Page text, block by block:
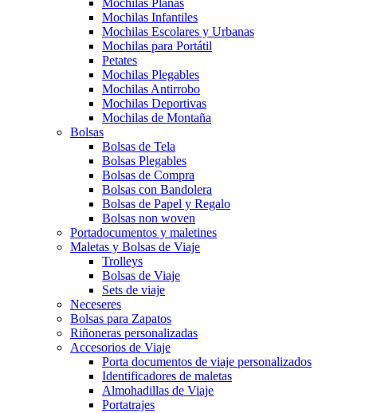
Mochilas Infantiles
Mochilas Escolares y Urbanas
Mochilas para Portátil
Petates
Mochilas Plegables
Mochilas Antirrobo
Mochilas Deportivas
Mochilas de Montaña
Bolsas
Bolsas de Tela
Bolsas Plegables
Bolsas de Compra
Bolsas con Bandolera
Bolsas de Papel y Regalo
Bolsas non woven
Portadocumentos y maletines
Maletas y Bolsas de Viaje
Trolleys
Bolsas de Viaje
Sets de viaje
Neceseres
Bolsas para Zapatos
Riñoneras personalizadas
Accesorios de Viaje
Porta documentos de viaje personalizados
Identificadores de maletas
Almohadillas de Viaje
Portatrajes